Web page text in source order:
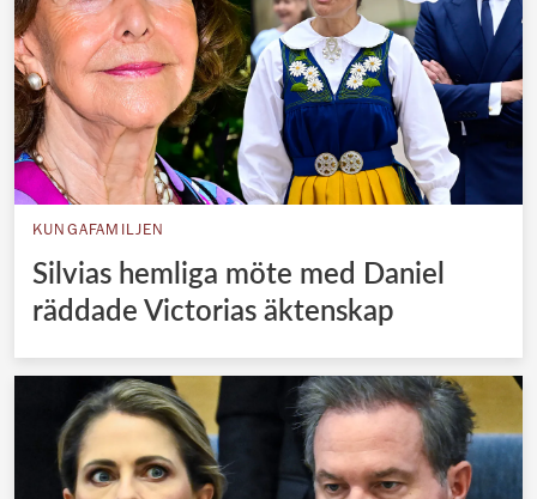
KUNGAFAMILJEN
Silvias hemliga möte med Daniel
räddade Victorias äktenskap